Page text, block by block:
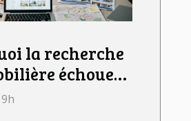
la recherche
échoue
sans